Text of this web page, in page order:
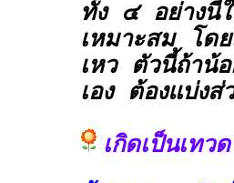
ทั้ง ๔ อย่างนี้
เหมาะสม โด
เหว ตัวนี้ถ้าน้
เอง ต้องแบ่งส่
เกิดเป็นเท